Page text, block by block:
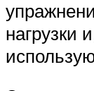
нагрузки